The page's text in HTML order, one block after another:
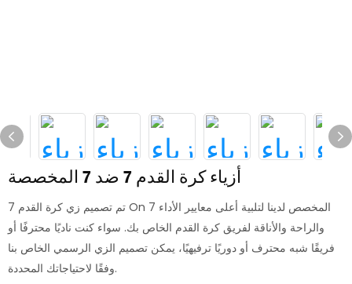
أزياء كرة القدم 7 ضد 7 المخصصة
تم تصميم زي كرة القدم 7 On 7 المخصص لدينا لتلبية أعلى معايير الأداء
والراحة والأناقة لفريق كرة القدم الخاص بك. سواء كنت ناديًا محترفًا أو
فريقًا شبه محترف أو دوريًا ترفيهيًا، يمكن تصميم الزي الرسمي الخاص بنا
وفقًا لاحتياجاتك المحددة.